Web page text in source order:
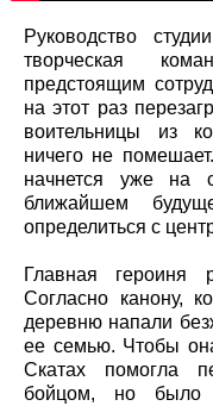
Руководство
творческая
предстоящим
на этот раз
воительницы из
ничего не
начнется уже на
ближайшем
определиться с
Главная героиня
Согласно канону,
деревню напали
ее семью. Чтобы
Скатах помогла
бойцом, но было